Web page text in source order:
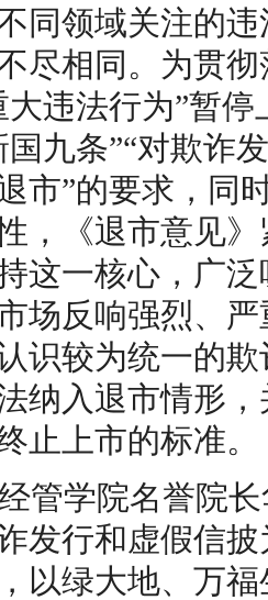
同领域关注的
尽相同。为贯
大违法行为”暂
国九条”“对欺诈
市”的要求，同
，《退市意见
这一核心，广
场反响强烈、
识较为统一的
纳入退市情形
止上市的标准。
管学院名誉院长
发行和虚假信
以绿大地、万